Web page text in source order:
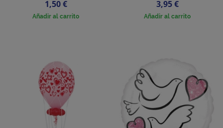
Precio
1,50 €
Añadir al carrito
Precio
3,95 €
Añadir al carrito